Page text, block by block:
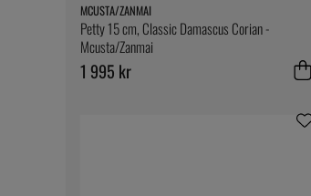
MCUSTA/ZANMAI
Petty 15 cm, Classic Damascus Corian -
Mcusta/Zanmai
1 995 kr